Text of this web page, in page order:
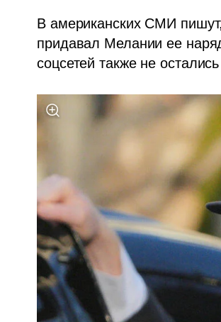
В американских СМИ пишут,
придавал Мелании ее
соцсетей также не